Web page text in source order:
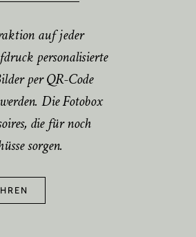
auf jeder
personalisierte
per QR-Code
Die Fotobox
die für noch
sorgen.